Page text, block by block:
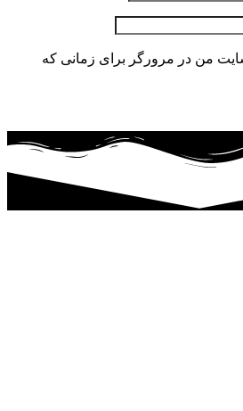
من در مرورگر برای زمانی که